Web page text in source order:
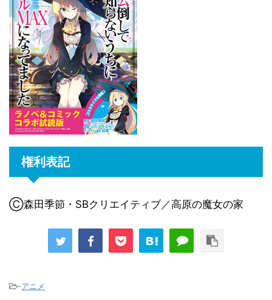
権利表記
Ⓒ森田季節・SBクリエイティブ／高原の魔女の家
-アニメ